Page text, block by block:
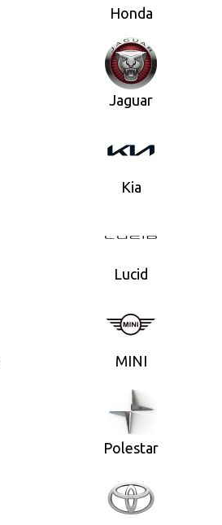
Honda
Jaguar
Kia
Lucid
MINI
Polestar